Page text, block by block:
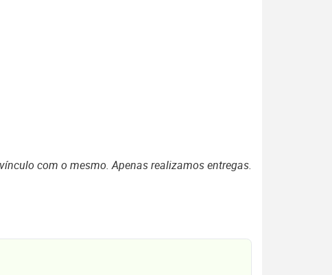
com o mesmo. Apenas realizamos entregas.